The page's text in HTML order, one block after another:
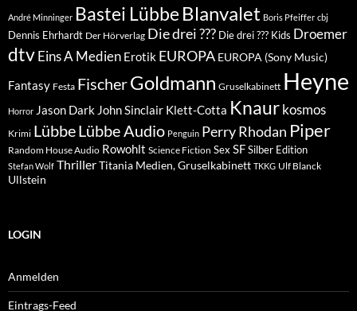
André Minninger Bastei Lübbe Blanvalet Boris Pfeiffer cbj
Dennis Ehrhardt Der Hörverlag Die drei ??? Die drei ??? Kids Droemer
dtvEins A Medien Erotik EUROPA EUROPA (Sony Music)
Fantasy Festa FischerGoldmann Gruselkabinett Heyne
Horror Jason Dark John Sinclair Klett-Cotta Knaur kosmos
Krimi LübbeLübbe Audio Penguin Perry Rhodan Piper
Random House Audio Rowohlt Science Fiction Sex SFSilber Edition
Stefan Wolf ThrillerTitania Medien, Gruselkabinett TKKG Ulf Blanck
Ullstein
LOGIN
Anmelden
Eintrags-Feed